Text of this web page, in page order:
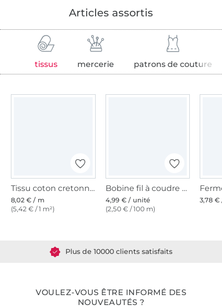
Articles assortis
tissus mercerie patrons de couture
Tissu coton cretonne fanion, rose
8,02 € / m
(5,42 € / 1 m²)
Bobine fil à coudre Gütermann 200m polyester, (660) rose foncé
4,99 € / unité
(2,50 € / 100 m)
3,78
Plus de 10000 clients satisfaits
VOULEZ-VOUS ÊTRE INFORMÉ DES
NOUVEAUTÉS ?